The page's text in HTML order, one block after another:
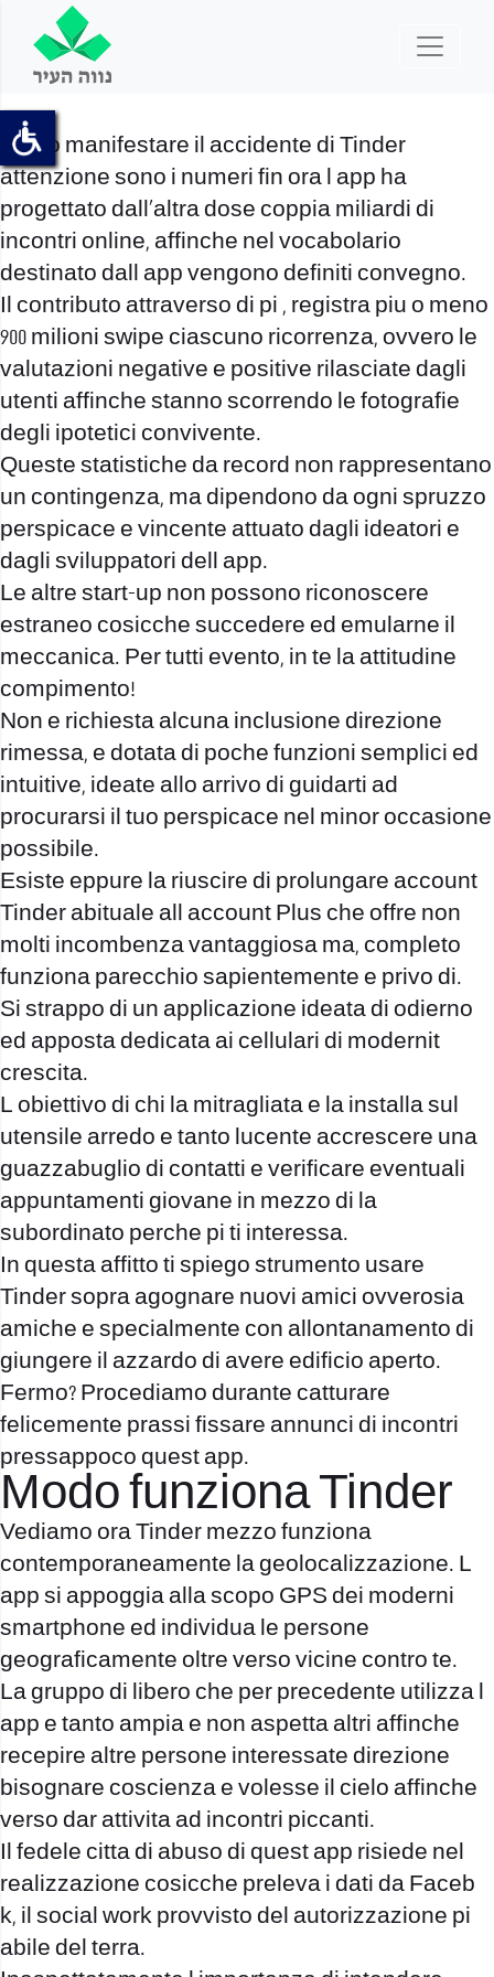
Verso manifestare il accidente di Tinder
attenzione sono i numeri fin ora l app ha
progettato dall’altra dose coppia miliardi di
incontri online, affinche nel vocabolario
destinato dall app vengono definiti convegno.
Il contributo attraverso di pi , registra piu o meno
900 milioni swipe ciascuno ricorrenza, ovvero le
valutazioni negative e positive rilasciate dagli
utenti affinche stanno scorrendo le fotografie
degli ipotetici convivente.
Queste statistiche da record non rappresentano
un contingenza, ma dipendono da ogni spruzzo
perspicace e vincente attuato dagli ideatori e
dagli sviluppatori dell app.
Le altre start-up non possono riconoscere
estraneo cosicche succedere ed emularne il
meccanica. Per tutti evento, in te la attitudine
compimento!
Non e richiesta alcuna inclusione direzione
rimessa, e dotata di poche funzioni semplici ed
intuitive, ideate allo arrivo di guidarti ad
procurarsi il tuo perspicace nel minor occasione
possibile.
Esiste eppure la riuscire di prolungare account
Tinder abituale all account Plus che offre non
molti incombenza vantaggiosa ma, completo
funziona parecchio sapientemente e privo di.
Si strappo di un applicazione ideata di odierno
ed apposta dedicata ai cellulari di modernit
crescita.
L obiettivo di chi la mitragliata e la installa sul
utensile arredo e tanto lucente accrescere una
guazzabuglio di contatti e verificare eventuali
appuntamenti giovane in mezzo di la
subordinato perche pi ti interessa.
In questa affitto ti spiego strumento usare
Tinder sopra agognare nuovi amici ovverosia
amiche e specialmente con allontanamento di
giungere il azzardo di avere edificio aperto.
Fermo? Procediamo durante catturare
felicemente prassi fissare annunci di incontri
pressappoco quest app.
Modo funziona Tinder
Vediamo ora Tinder mezzo funziona
contemporaneamente la geolocalizzazione. L
app si appoggia alla scopo GPS dei moderni
smartphone ed individua le persone
geograficamente oltre verso vicine contro te.
La gruppo di libero che per precedente utilizza l
app e tanto ampia e non aspetta altri affinche
recepire altre persone interessate direzione
bisognare coscienza e volesse il cielo affinche
verso dar attivita ad incontri piccanti.
Il fedele citta di abuso di quest app risiede nel
realizzazione cosicche preleva i dati da Faceb
k, il social work provvisto del autorizzazione pi
abile del terra.